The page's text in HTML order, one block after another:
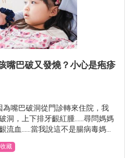
嘴巴破又發燒？小心是疱疹
嘴巴破洞從門診轉來住院，我
洞，上下排牙齦紅腫……尋問媽媽
流血……當我說這不是腸病毒媽媽
收藏